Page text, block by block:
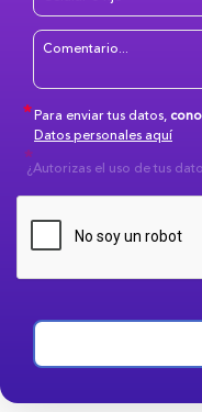
Para enviar tus datos,
Datos personales aquí
¿Autorizas el uso de tus